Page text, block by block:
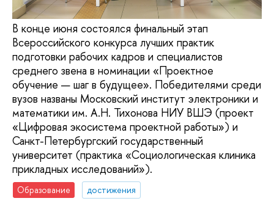
В конце июня состоялся финальный этап
Всероссийского конкурса лучших практик
подготовки рабочих кадров и специалистов
среднего звена в номинации «Проектное
обучение — шаг в будущее». Победителями среди
вузов названы Московский институт электроники и
математики им. А.Н. Тихонова НИУ ВШЭ (проект
«Цифровая экосистема проектной работы») и
Санкт-Петербургский государственный
университет (практика «Социологическая клиника
прикладных исследований»).
Образование
достижения